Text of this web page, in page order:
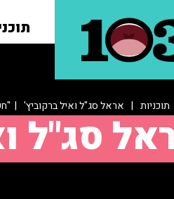
תוכניות | אראל סג"ל ואיל ברקוביץ' |
סג"ל